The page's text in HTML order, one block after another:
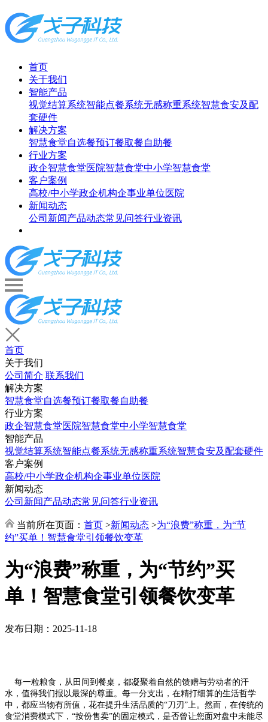
首页
关于我们
智能产品
视觉结算系统智能点餐系统无感称重系统智慧食安及配
套硬件
解决方案
智慧食堂自选餐预订餐取餐自助餐
行业方案
政企智慧食堂医院智慧食堂中小学智慧食堂
客户案例
高校/中小学政企机构企事业单位医院
新闻动态
公司新闻产品动态常见问答行业资讯
首页
关于我们
公司简介 联系我们
解决方案
智慧食堂自选餐预订餐取餐自助餐
行业方案
政企智慧食堂医院智慧食堂中小学智慧食堂
智能产品
视觉结算系统智能点餐系统无感称重系统智慧食安及配套硬件
客户案例
高校/中小学政企机构企事业单位医院
新闻动态
公司新闻产品动态常见问答行业资讯
当前所在页面： 首页 >新闻动态 >为“浪费”称重，为“节
约”买单！智慧食堂引领餐饮变革
为“浪费”称重，为“节约”买
单！智慧食堂引领餐饮变革
发布日期：2025-11-18
每一粒粮食，从田间到餐桌，都凝聚着自然的馈赠与劳动者的汗
水，值得我们报以最深的尊重。每一分支出，在精打细算的生活哲学
中，都应当物有所值，花在提升生活品质的“刀刃”上。然而，在传统的
食堂消费模式下，“按份售卖”的固定模式，是否曾让您面对盘中未能尽